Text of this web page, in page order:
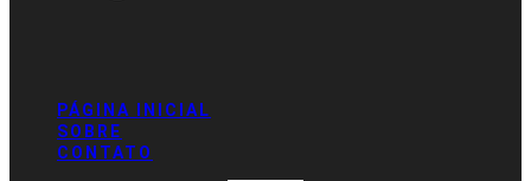
PÁGINA INICIAL
SOBRE
CONTATO